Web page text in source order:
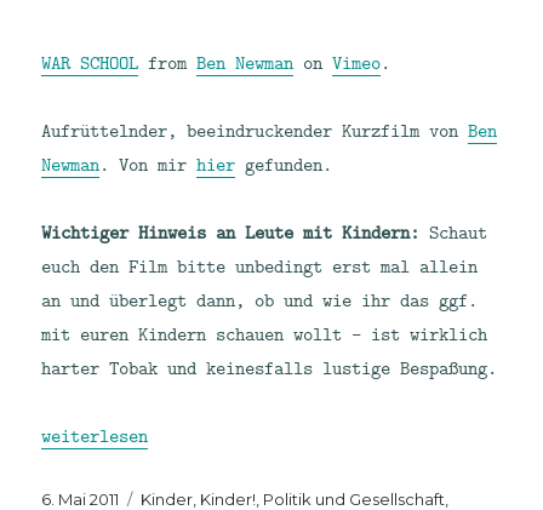
WAR SCHOOL fromBen Newman onVimeo.
Aufrüttelnder, beeindruckender Kurzfilm vonBen
Newman. Von mirhier gefunden.
Wichtiger Hinweis an Leute mit Kindern: Schaut
euch den Film bitte unbedingt erst mal allein
an und überlegt dann, ob und wie ihr das ggf.
mit euren Kindern schauen wollt – ist wirklich
harter Tobak und keinesfalls lustige Bespaßung.
„Krieg lernen: War School.“
weiterlesen
Veröffentlicht
6. Mai 2011 Kategorien
Kinder, Kinder! Politik und Gesellschaft